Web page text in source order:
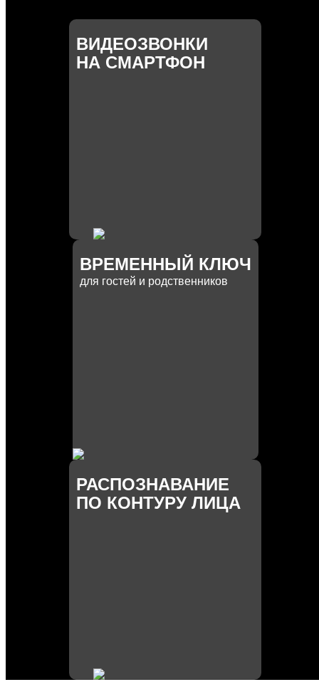
ВИДЕОЗВОНКИ
НА СМАРТФОН
ВРЕМЕННЫЙ КЛЮЧ
для гостей и родственников
РАСПОЗНАВАНИЕ
ПО КОНТУРУ ЛИЦА